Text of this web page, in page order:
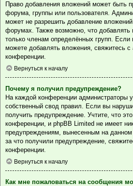
Право добавления вложений может быть
форума, группы или пользователя.
может не разрешить добавление
форумах. Также возможно, что добавлять
только членам определённых групп. Если
можете добавлять вложения, свяжитесь с
конференции.
Вернуться к началу
Почему я получил предупреждение?
На каждой конференции администраторы
собственный свод правил. Если вы
получить предупреждение. Учтите, что
конференции, и phpBB Limited не имеет
предупреждениям, вынесенным на данном
за что получили предупреждение,
конференции.
Вернуться к началу
Как мне пожаловаться на сообщения